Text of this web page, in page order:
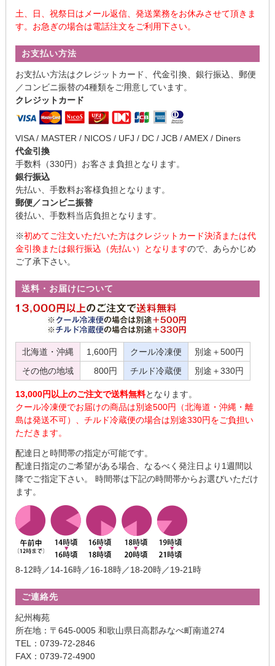
土、日、祝祭日はメール返信、発送業務をお休みさせて頂きま
す。お急ぎの場合は電話注文をご利用下さい。
お支払い方法
お支払い方法はクレジットカード、代金引換、銀行振込、郵便
／コンビニ振替の4種類をご用意しています。
クレジットカード
VISA / MASTER / NICOS / UFJ / DC / JCB / AMEX / Diners
代金引換
手数料（330円）お客さま負担となります。
銀行振込
先払い、手数料お客様負担となります。
郵便／コンビニ振替
後払い、手数料当店負担となります。
※初めてご注文いただいた方はクレジットカード決済または代
金引換または銀行振込（先払い）となりますので、あらかじめ
ご了承下さい。
送料・お届けについて
北海道・沖縄 1,600円 クール冷凍便
別途＋500円
その他の地域
800円 チルド冷蔵便 別途＋330円
13,000円以上のご注文で送料無料となります。
クール冷凍便でお届けの商品は別途500円（北海道・沖縄・離
島は発送不可）、チルド冷蔵便の場合は別途330円をご負担い
ただきます。
配達日と時間帯の指定が可能です。
配達日指定のご希望がある場合、なるべく発注日より1週間以
降でご指定下さい。 時間帯は下記の時間帯からお選びいただけ
ます。
8-12時／14-16時／16-18時／18-20時／19-21時
ご連絡先
紀州梅苑
所在地：〒645-0005 和歌山県日高郡みなべ町南道274
TEL：0739-72-2846
FAX：0739-72-4900